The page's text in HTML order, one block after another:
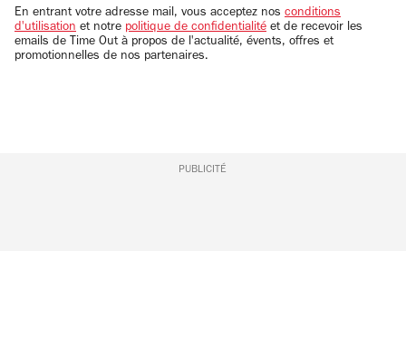
email
En entrant votre adresse mail, vous acceptez nos conditions
d'utilisation et notre politique de confidentialité et de recevoir les
emails de Time Out à propos de l'actualité, évents, offres et
promotionnelles de nos partenaires.
PUBLICITÉ